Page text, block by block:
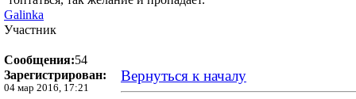
Galinka
Участник
Сообщения:54
Зарегистрирован:
04 мар 2016, 17:21
Вернуться к началу